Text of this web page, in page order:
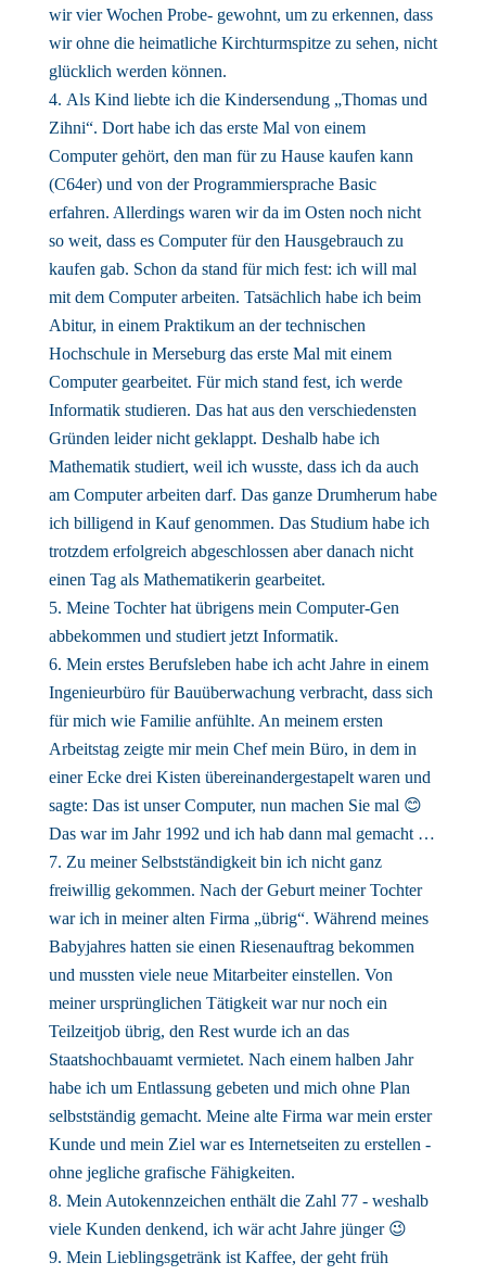
wir vier Wochen Probe- gewohnt, um zu erkennen, dass
wir ohne die heimatliche Kirchturmspitze zu sehen, nicht
glücklich werden können.
Als Kind liebte ich die Kindersendung „Thomas und
Zihni“. Dort habe ich das erste Mal von einem
Computer gehört, den man für zu Hause kaufen kann
(C64er) und von der Programmiersprache Basic
erfahren. Allerdings waren wir da im Osten noch nicht
so weit, dass es Computer für den Hausgebrauch zu
kaufen gab. Schon da stand für mich fest: ich will mal
mit dem Computer arbeiten. Tatsächlich habe ich beim
Abitur, in einem Praktikum an der technischen
Hochschule in Merseburg das erste Mal mit einem
Computer gearbeitet. Für mich stand fest, ich werde
Informatik studieren. Das hat aus den verschiedensten
Gründen leider nicht geklappt. Deshalb habe ich
Mathematik studiert, weil ich wusste, dass ich da auch
am Computer arbeiten darf. Das ganze Drumherum habe
ich billigend in Kauf genommen. Das Studium habe ich
trotzdem erfolgreich abgeschlossen aber danach nicht
einen Tag als Mathematikerin gearbeitet.
Meine Tochter hat übrigens mein Computer-Gen
abbekommen und studiert jetzt Informatik.
Mein erstes Berufsleben habe ich acht Jahre in einem
Ingenieurbüro für Bauüberwachung verbracht, dass sich
für mich wie Familie anfühlte. An meinem ersten
Arbeitstag zeigte mir mein Chef mein Büro, in dem in
einer Ecke drei Kisten übereinandergestapelt waren und
sagte: Das ist unser Computer, nun machen Sie mal 😊
Das war im Jahr 1992 und ich hab dann mal gemacht …
Zu meiner Selbstständigkeit bin ich nicht ganz
freiwillig gekommen. Nach der Geburt meiner Tochter
war ich in meiner alten Firma „übrig“. Während meines
Babyjahres hatten sie einen Riesenauftrag bekommen
und mussten viele neue Mitarbeiter einstellen. Von
meiner ursprünglichen Tätigkeit war nur noch ein
Teilzeitjob übrig, den Rest wurde ich an das
Staatshochbauamt vermietet. Nach einem halben Jahr
habe ich um Entlassung gebeten und mich ohne Plan
selbstständig gemacht. Meine alte Firma war mein erster
Kunde und mein Ziel war es Internetseiten zu erstellen -
ohne jegliche grafische Fähigkeiten.
Mein Autokennzeichen enthält die Zahl 77 - weshalb
viele Kunden denkend, ich wär acht Jahre jünger 😉
Mein Lieblingsgetränk ist Kaffee, der geht früh